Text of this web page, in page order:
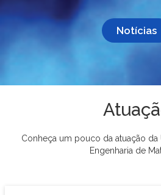
Notícias
Conheça um pouco da atuação
Engenharia de